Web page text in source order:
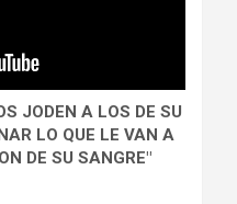
JODEN A LOS DE SU
LO QUE LE VAN A
DE SU SANGRE"